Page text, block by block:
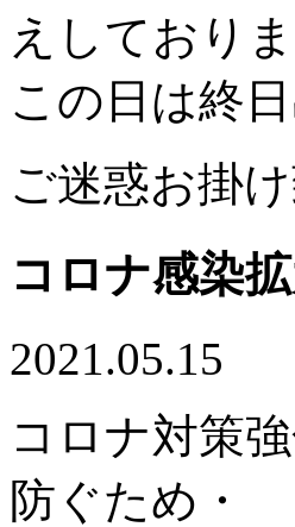
えしており
この日は終
ご迷惑お掛
コロナ感染
2021.05.15
コロナ対策
防ぐため・